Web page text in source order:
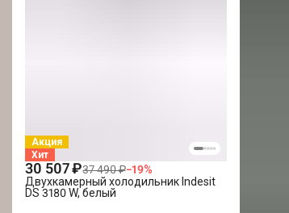
Акция
Хит
30 507 ₽37 490 ₽−19%
Двухкамерный холодильник Indesit
DS 3180 W, белый